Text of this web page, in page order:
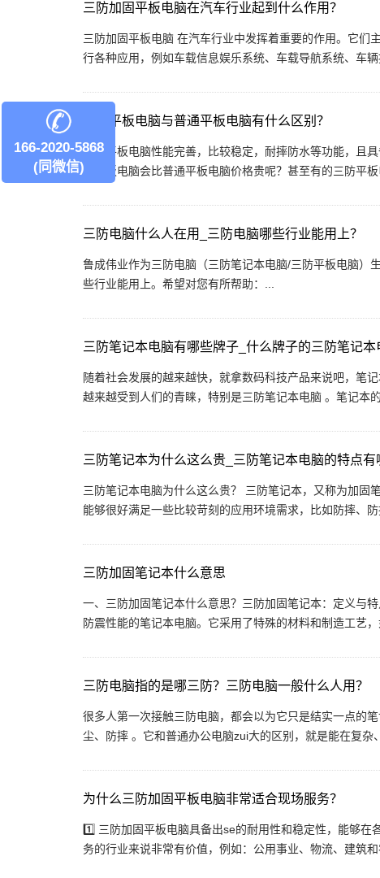
三防加固平板电脑在汽车行业起到什么作用？
三防加固平板电脑 在汽车行业中发挥着重要的作用。它们
行各种应用，例如车载信息娱乐系统、车载导航系统、车辆
三防平板电脑与普通平板电脑有什么区别？
三防平板电脑性能完善，比较稳定，耐摔防水等功能，且
防平板电脑会比普通平板电脑价格贵呢？甚至有的三防平板
三防电脑什么人在用_三防电脑哪些行业能用上？
鲁成伟业作为三防电脑（三防笔记本电脑/三防平板电脑）
些行业能用上。希望对您有所帮助：...
三防笔记本电脑有哪些牌子_什么牌子的三防笔记本
随着社会发展的越来越快，就拿数码科技产品来说吧，笔
越来越受到人们的青睐，特别是三防笔记本电脑 。笔记本的
三防笔记本为什么这么贵_三防笔记本电脑的特点有
三防笔记本电脑为什么这么贵？ 三防笔记本，又称为加固笔记本电脑，指的是对常规普通笔记本进行了三防加固处理，
能够很好满足一些比较苛刻的应用环境需求，比如防摔、防
三防加固笔记本什么意思
一、三防加固笔记本什么意思？三防加固笔记本：定义与
防震性能的笔记本电脑。它采用了特殊的材料和制造工艺，
三防电脑指的是哪三防？三防电脑一般什么人用？
很多人第一次接触三防电脑，都会以为它只是结实一点的
尘、防摔 。它和普通办公电脑zui大的区别，就是能在复杂
为什么三防加固平板电脑非常适合现场服务？
1️⃣ 三防加固平板电脑具备出se的耐用性和稳定性，能够
务的行业来说非常有价值，例如：公用事业、物流、建筑和
166-2020-5868
(同微信)